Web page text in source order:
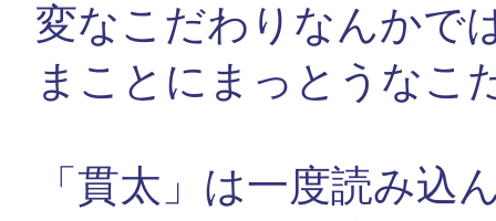
変なこだわりなんかで
まことにまっとうなこ
「貫太」は一度読み込